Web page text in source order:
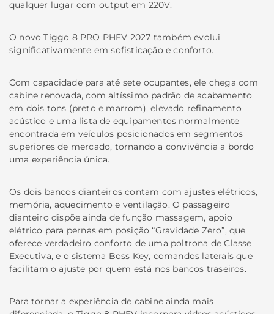
qualquer lugar com output em 220V.
O novo Tiggo 8 PRO PHEV 2027 também evolui
significativamente em sofisticação e conforto.
Com capacidade para até sete ocupantes, ele chega com
cabine renovada, com altíssimo padrão de acabamento
em dois tons (preto e marrom), elevado refinamento
acústico e uma lista de equipamentos normalmente
encontrada em veículos posicionados em segmentos
superiores de mercado, tornando a convivência a bordo
uma experiência única.
Os dois bancos dianteiros contam com ajustes elétricos,
memória, aquecimento e ventilação. O passageiro
dianteiro dispõe ainda de função massagem, apoio
elétrico para pernas em posição “Gravidade Zero”, que
oferece verdadeiro conforto de uma poltrona de Classe
Executiva, e o sistema Boss Key, comandos laterais que
facilitam o ajuste por quem está nos bancos traseiros.
Para tornar a experiência de cabine ainda mais